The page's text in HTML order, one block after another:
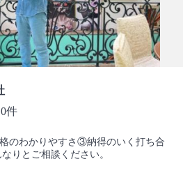
件
のわかりやすさ③納得のいく打ち合
りとご相談ください。